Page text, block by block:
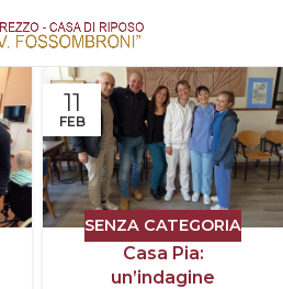
11
FEB
SENZA CATEGORIA
Casa Pia:
un’indagine